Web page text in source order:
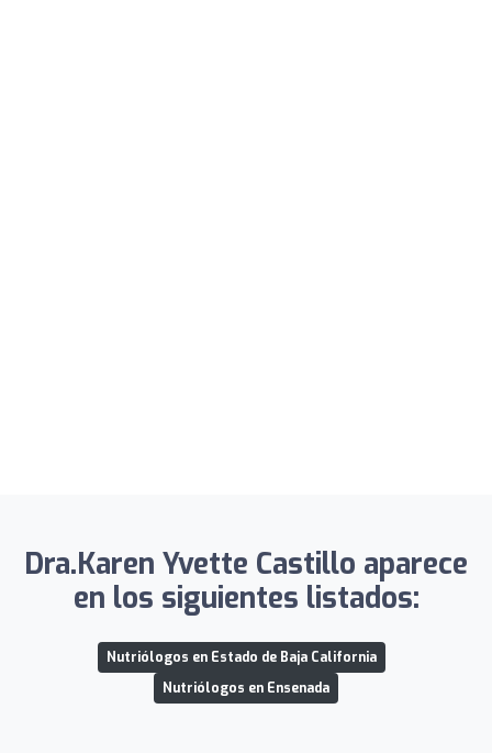
Dra.Karen Yvette Castillo aparece
en los siguientes listados:
Nutriólogos en Estado de Baja California
Nutriólogos en Ensenada